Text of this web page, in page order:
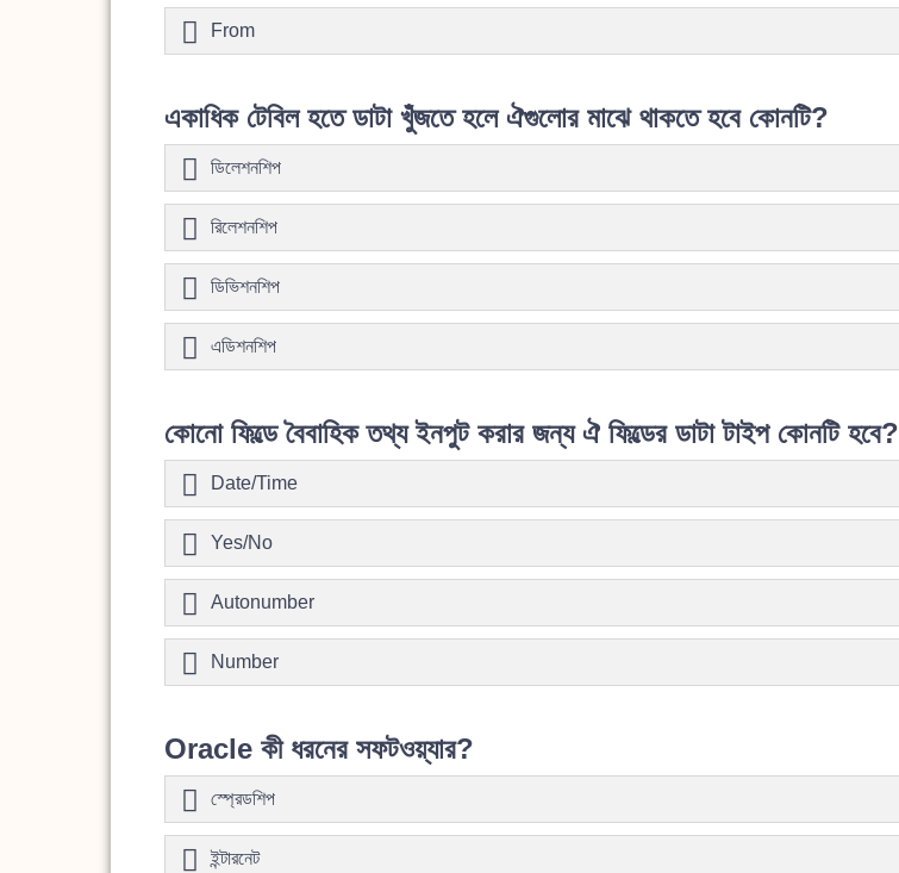
From
একাধিক টেবিল হতে ডাটা খুঁজতে হলে ঐগুলোর মাঝে থাকতে হবে কোনটি?
ডিলেশনশিপ
রিলেশনশিপ
ডিভিশনশিপ
এডিশনশিপ
কোনো ফিল্ডে বৈবাহিক তথ্য ইনপুট করার জন্য ঐ ফিল্ডের ডাটা টাইপ কোনটি হবে?
Date/Time
Yes/No
Autonumber
Number
Oracle কী ধরনের সফটওয়্যার?
স্প্রেডশিপ
ইন্টারনেট